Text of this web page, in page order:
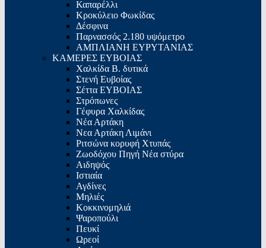
Καπαρέλλι
Κροκύλειο Φωκίδας
Δέσφινα
Παρνασσός 2.180 υψόμετρο
ΑΜΠΛΙΑΝΗ ΕΥΡΥΤΑΝΙΑΣ
ΚΑΜΕΡΕΣ ΕΥΒΟΙΑΣ
Χαλκίδα Β. δυτικά
Στενή Ευβοίας
Σέττα ΕΥΒΟΙΑΣ
Στρόπωνες
Γέφυρα Χαλκίδας
Νέα Αρτάκη
Νεα Αρτάκη Λιμάνι
Ριτσώνα κορυφή Χτυπάς
Ζωοδόχου Πηγή Νέα στύρα
Αιδηψός
Ιστιαία
Αγδίνες
Μηλιές
Κοκκινομηλιά
Ψαροπούλι
Πευκί
Ωρεοί